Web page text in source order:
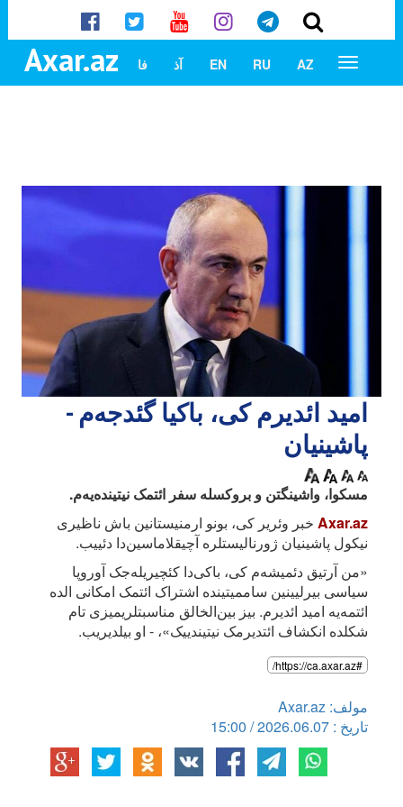
Axar.az AZ
RU
EN آذ فا
امید ائدیرم کی، باکیا گئدجه‌م -
پاشینیان
مسکوا، واشینگتن و بروکسله سفر ائتمک نیتینده‌یه‌م.
Axar.az خبر وئریر کی، بونو ارمنیستانین باش ناظیری
نیکول پاشینیان ژورنالیستلره آچیقلاماسین‌دا دئییب.
«من آرتیق دئمیشه‌م کی، باکی‌دا کئچیریله‌جک آوروپا
سیاسی بیرلیینین ساممیتینده اشتراک ائتمک امکانی الده
ائتمه‌یه امید ائدیرم. بیز بین‌الخالق مناسبتلریمیزی تام
شکلده انکشاف ائتدیرمک نیتیندییک»، - او بیلدیریب.
#https://ca.axar.az/
مولف: Axar.az
تاریخ : 2026.06.07 / 15:00